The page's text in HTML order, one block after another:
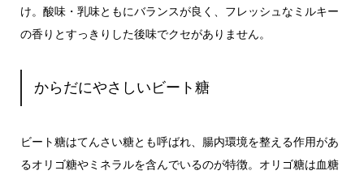
け。酸味・乳味ともにバランスが良く、フレッシュなミルキー
の香りとすっきりした後味でクセがありません。
からだにやさしいビート糖
ビート糖はてんさい糖とも呼ばれ、腸内環境を整える作用があ
るオリゴ糖やミネラルを含んでいるのが特徴。オリゴ糖は血糖